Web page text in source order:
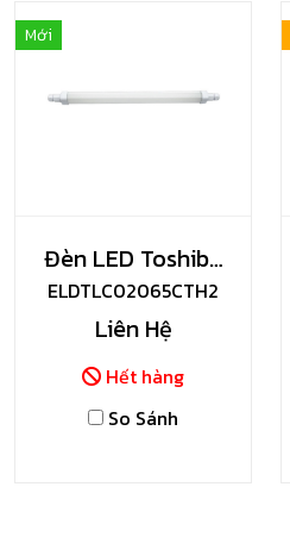
Mới
Đèn LED Toshiba
Chống Thấm Nước
ELDTLC02065CTH2
Liên Hệ
Hết hàng
So Sánh